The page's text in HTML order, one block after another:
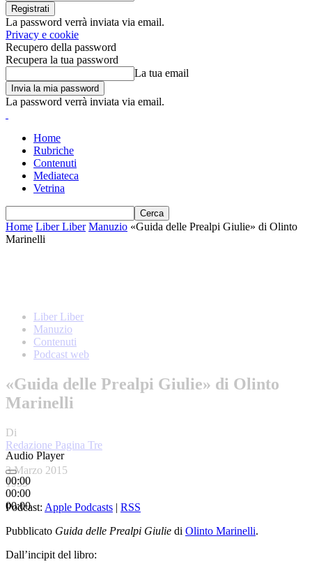
La password verrà inviata via email.
Privacy e cookie
Recupero della password
Recupera la tua password
La tua email
La password verrà inviata via email.
Home
Rubriche
Contenuti
Mediateca
Vetrina
Home Liber Liber Manuzio «Guida delle Prealpi Giulie» di Olinto
Marinelli
Liber Liber
Manuzio
Contenuti
Podcast web
«Guida delle Prealpi Giulie» di Olinto
Marinelli
Di
Redazione Pagina Tre
-
3 Marzo 2015
1953
Audio Player
00:00
00:00
00:00
Podcast: Apple Podcasts | RSS
Pubblicato Guida delle Prealpi Giulie di Olinto Marinelli.
Dall’incipit del libro: